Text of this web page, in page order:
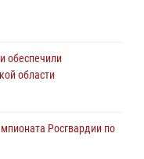
области
Росгвардии по
дороге в городе Кашин
обеспечили
области
Росгвардии по